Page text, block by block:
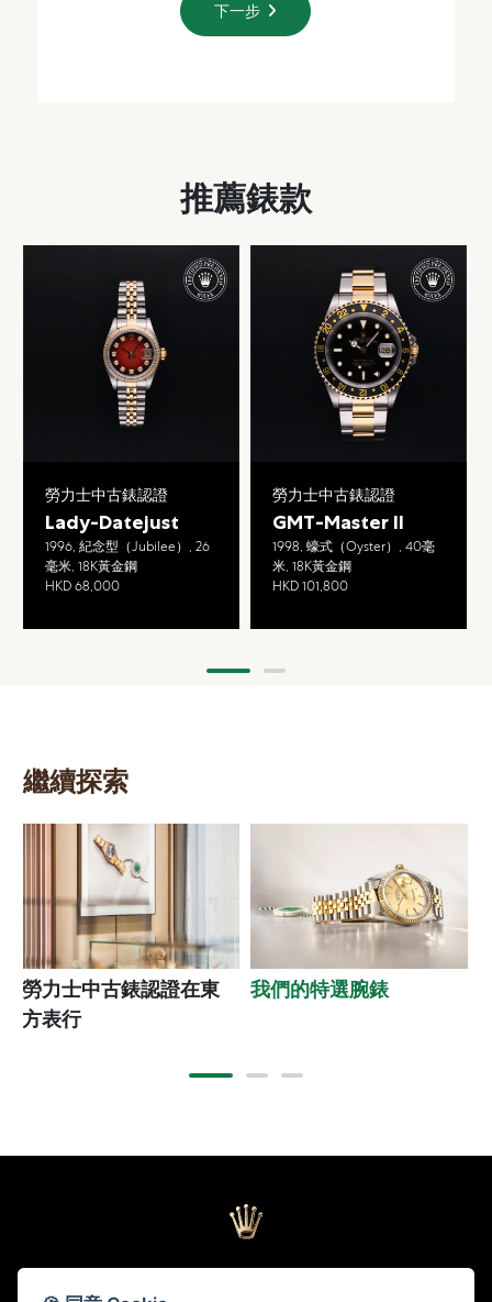
下一步
推薦錶款
勞力士中古錶認證
Lady-Datejust
1996, 紀念型（Jubilee）, 26
毫米, 18K黃金鋼
HKD 68,000
勞力士中古錶認證
GMT-Master II
1998, 蠔式（Oyster）, 40毫
米, 18K黃金鋼
HKD 101,800
繼續探索
勞力士中古錶認證在東
方表行
我們的特選腕錶